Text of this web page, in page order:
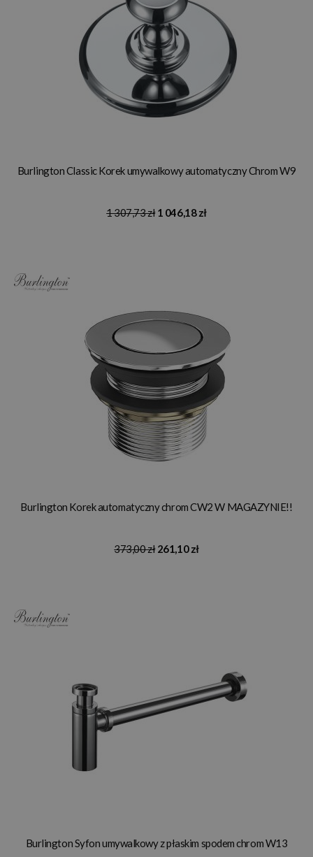
Burlington Classic Korek umywalkowy automatyczny Chrom W9
1 307,73 zł 1 046,18 zł
Burlington Korek automatyczny chrom CW2 W MAGAZYNIE!!
373,00 zł 261,10 zł
Burlington Syfon umywalkowy z płaskim spodem chrom W13